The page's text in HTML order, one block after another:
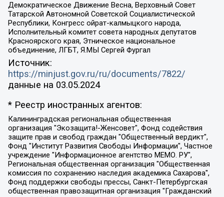
Демократическое Движение Весна, Верховный Совет
Татарской Автономной Советской Социалистической
Республики, Конгресс ойрат-калмыцкого народа,
Исполнительный комитет совета народных депутатов
Красноярского края, Этническое национальное
объединение, ЛГБТ, Я.МЫ Сергей Фургал
Источник:
https://minjust.gov.ru/ru/documents/7822/
данные на 03.05.2024
* Реестр иностранных агентов:
Калининградская региональная общественная организация "Экозащита!-Женсовет", Фонд содействия защите прав и свобод граждан "Общественный вердикт", Фонд "Институт Развития Свободы Информации", Частное учреждение "Информационное агентство МЕМО. РУ", Региональная общественная организация "Общественная комиссия по сохранению наследия академика Сахарова", Фонд поддержки свободы прессы, Санкт-Петербургская общественная правозащитная организация "Гражданский контроль", Межрегиональная общественная организация "Информационно-просветительский центр "Мемориал", Региональный Фонд "Центр Защиты Прав Средств Массовой Информации", с 05.12.2023 Фонд "Центр Защиты Прав Средств массовой информации", Региональная общественная благотворительная организация помощи беженцам и мигрантам "Гражданское содействие", Негосударственное образовательное учреждение дополнительного профессионального образования (повышение квалификации) специалистов "АКАДЕМИЯ ПО ПРАВАМ ЧЕЛОВЕКА", Свердловская региональная общественная организация "Сутяжник", Автономная некоммерческая организация "Центр независимых социологических исследований", Союз общественных объединений "Российский исследовательский центр по правам человека", Региональное общественное учреждение научно-информационный центр "МЕМОРИАЛ", Некоммерческая организация "Фонд защиты гласности", Автономная некоммерческая организация "Институт прав человека", Городская общественная организация "Екатеринбургское общество "МЕМОРИАЛ", Городская общественная организация "Рязанское историко-просветительское и правозащитное общество "Мемориал" (Рязанский Мемориал), Челябинский региональный орган общественной самодеятельности – женское общественное объединение "Женщины Евразии", Челябинский региональный орган общественной самодеятельности "Уральская правозащитная группа", Фонд содействия защите здоровья и социальной справедливости имени Андрея Рылькова, Автономная Некоммерческая Организация "Аналитический Центр Юрия Левады", Автономная некоммерческая организация социальной поддержки населения "Проект Апрель", Региональная общественная организация помощи женщинам и детям, находящимся в кризисной ситуации "Информационно-методический центр "Анна", Фонд содействия развитию массовых коммуникаций и правовому просвещению "Так-так-Так", Фонд содействия устойчивому развитию "Серебряная тайга", Свердловский региональный общественный фонд социальных проектов "Новое время", "Idel.Реалии", Кавказ.Реалии, Крым.Реалии, Телеканал Настоящее Время, Татаро-башкирская служба Радио Свобода (Azatliq Radiosi), Радио Свободная Европа/Радио Свобода (PCE/PC), "Сибирь.Реалии", "Фактограф", Благотворительный фонд помощи осужденным и их семьям, Автономная некоммерческая организация "Институт глобализации и социальных движений", Фонд "В защиту прав заключенных", Частное учреждение "Центр поддержки и содействия развитию средств массовой информации", Пензенский региональный общественный благотворительный фонд "Гражданский союз", "Север.Реалии", Некоммерческая организация Фонд "Правовая инициатива", Общество с ограниченной ответственностью "Радио Свободная Европа/Радио Свобода", Чешское информационное агентство "MEDIUM-ORIENT", Красноярская региональная общественная организация "Мы против СПИДа", Камалягин Денис Николаевич, Маркелов Сергей Евгеньевич, Пономарев Лев Александрович, Савицкая Людмила Алексеевна, Автономная некоммерческая организация "Центр по работе с проблемой насилия "НАСИЛИЮ.НЕТ", Межрегиональный профессиональный союз работников здравоохранения "Альянс врачей", Юридическое лицо, зарегистрированное в Латвийской Республике, SIA "Medusa Project" (регистрационный номер 40103797863, дата регистрации 10.06.2014), Некоммерческая организация "Фонд по борьбе с коррупцией", Автономная некоммерческая организация "Институт права и публичной политики", Баданин Роман Сергеевич, Гликин Максим Александрович, Железнова Мария Михайловна, Лукьянова Юлия Сергеевна, Маетная Елизавета Витальевна, Маняхин Петр Борисович, Чуракова Ольга Владимировна, Ярош Юлия Петровна, Юридическое лицо "The Insider SIA", зарегистрированное в Риге, Латвийская Республика (дата регистрации 26.06.2015), являющееся администратором доменного имени интернет-издания "The Insider SIA", https://theins.ru, Постернак Алексей Евгеньевич, Рубин Михаил Аркадьевич, Анин Роман Александрович, Юридическое лицо Istories fonds, зарегистрированное в Латвийской Республике (регистрационный номер 50008295751, дата регистрации 24.02.2020), Великовский Дмитрий Александрович, Долинина Ирина Николаевна, Мароховская Алеся Алексеевна, Шлейнов Роман Юрьевич, Шмагун Олеся Валентиновна, Общество с ограниченной ответственностью "Альтаир 2021", Общество с ограниченной ответственностью "Вега 2021", Общество с ограниченной ответственностью "Главный редактор 2021", Общество с ограниченной ответственностью "Ромашки монолит", Важенков Артем Валерьевич, Ивановская областная общественная организация "Центр гендерных исследований", Гурман Юрий Альбертович, Медиапроект "ОВД-Инфо", Егоров Владимир Владимирович, Жилинский Владимир Александрович, Общество с ограниченной ответственностью "ЗП", Иванова София Юрьевна, Карезина Инна Павловна, Кильтау Екатерина Викторовна, Петров Алексей Викторович, Пискунов Сергей Евгеньевич, Смирнов Сергей Сергеевич, Тихонов Михаил Сергеевич, Общество с ограниченной ответственностью "ЖУРНАЛИСТ-ИНОСТРАННЫЙ АГЕНТ", Арапова Галина Юрьевна, Вольтская Татьяна Анатольевна, Американская компания "Mason G.E.S. Anonymous Foundation" (США), являющаяся владельцем интернет-издания https://mnews.world/, Компания "Stichting Bellingcat", зарегистрированная в Нидерландах (дата регистрации 11.07.2018), Захаров Андрей Вячеславович, Клепиковская Екатерина Дмитриевна, Общество с ограниченной ответственностью "МЕМО", Перл Роман Александрович, Симонов Евгений Алексеевич, Соловьева Елена Анатольевна, Сотников Даниил Владимирович, Сурначева Елизавета Дмитриевна, Автономная некоммерческая организация по защите прав человека и информированию населения "Якутия – Наше Мнение", Общество с ограниченной ответственностью "Москоу диджитал медиа", с 26.01.2023 Общество с ограниченной ответственностью "Чайка Белые сады", Ветошкина Валерия Валерьевна, Заговора Максим Александрович, Межрегиональное общественное движение "Российская ЛГБТ - сеть", Оленичев Максим Владимирович, Павлов Иван Юрьевич, Скворцова Елена Сергеевна, Общество с ограниченной ответственностью "Как бы инагент", Кочетков Игорь Викторович, Общество с ограниченной ответственностью "Честные выборы", Еланчик Олег Александрович, Общество с ограниченной ответственностью "Нобелевский призыв", Гималова Регина Эмилевна, Григорьев Андрей Валерьевич, Григорьева Алина Александровна, Ассоциация по содействию защите прав призывников, альтернативнослужащих и военнослужащих "Правозащитная группа "Гражданин.Армия.Право", Хисамова Регина Фаритовна, Автономная некоммерческая организация по реализации социально-правовых программ "Лилит", Дальневосточное общественное движение "Маяк", Санкт-Петербургская ЛГБТ-инициативная группа "Выход", Инициативная группа ЛГБТ+ "Реверс", Алексеев Андрей Викторович, Бекбулатова Таисия Львовна, Беляев Иван Михайлович, Владыкина Елена Сергеевна, Гельман Марат Александрович, Никульшина Вероника Юрьевна, Толоконникова Надежда Андреевна, Шендерович Виктор Анатольевич, Общество с ограниченной ответственностью "Данное сообщение", Общество с ограниченной ответственностью Издательский дом "Новая глава", Айнбиндер Александра Александровна, Московский комьюнити-центр для ЛГБТ+инициатив, Благотворительный фонд развития филантропии, Deutsche Welle (Германия, Kurt-Schumacher-Strasse 3, 53113 Bonn), Борзунова Мария Михайловна, Воробьев Виктор Викторович, Голубева Анна Львовна, Константинова Алла Михайловна, Малкова Ирина Владимировна, Мурадов Мурад Абдулгалимович, Осетинская Елизавета Николаевна, Понасенков Евгений Николаевич, Ганапольский Матвей Юрьевич, Киселев Евгений Алексеевич, Борухович Ирина Григорьевна, Дремин Иван Тимофеевич, Дубровский Дмитрий Викторович, Красноярская региональная общественная организация поддержки и развития альтернативных образовательных технологий и межкультурных коммуникаций "ИНТЕРРА", Маяковская Екатерина Алексеевна, Фейгин Марк Захарович, Филимонов Андрей Викторович, Дзугкоева Регина Николаевна, Доброхотов Роман Александрович, Дудь Юрий Александрович, Елкин Сергей Владимирович, Кругликов Кирилл Игоревич, Сабунаева Мария Леонидовна, Семенов Алексей Владимирович, Шаинян Карен Багратович, Шульман Екатерина Михайловна, Асафьев Артур Валерьевич, Вахштайн Виктор Семенович, Венедиктов Алексей Алексеевич, Лушникова Екатерина Евгеньевна, Волков Леонид Михайлович, Невзоров Александр Глебович, Пархоменко Сергей Борисович, Сироткин Ярослав Николаевич, Кара-Мурза Владимир Владимирович, Баранова Наталья Владимировна, Гозман Леонид Яковлевич, Кагарлицкий Борис Юльевич, Климарев Михаил Валерьевич, Милов Владимир Станиславович, Автономная некоммерческая организация Краснодарский центр современного искусства "Типография", Моргенштерн Алишер Тагирович, Соболь Любовь Эдуардовна, Общество с ограниченной ответственностью "ЛИЗА НОРМ", Каспаров Гарри Кимович, Ходорковский Михаил Борисович, Общество с ограниченной ответственностью "Апрельские тезисы", Данилович Ирина Брониславовна, Кашин Олег Владимирович, Петров Николай Владимирович, Пивоваров Алексей Владимирович, Соколов Михаил Владимирович, Цветкова Юлия Владимировна, Чичваркин Евгений Александрович, Комитет против пыток/Команда против пыток, Общество с ограниченной ответственностью "Первый научный", Общество с ограниченной ответственностью "Вертолет и ко", Белоцерковская Вероника Борисовна, Кац Максим Евгеньевич, Лазарева Татьяна Юрьевна, Шаведдинов Руслан Табризович, Яшин Илья Валерьевич, Общество с ограниченной ответственностью "Иноагент ААВ", Алешковский Дмитрий Петрович, Альбац Евгения Марковна, Быков Дмитрий Львович, Галямина Юлия Евгеньевна, Лойко Сергей Леонидович, Мартынов Кирилл Константинович, Медведев Сергей Александрович, Крашенинников Федор Геннадиевич, Гордеева Катерина Вл